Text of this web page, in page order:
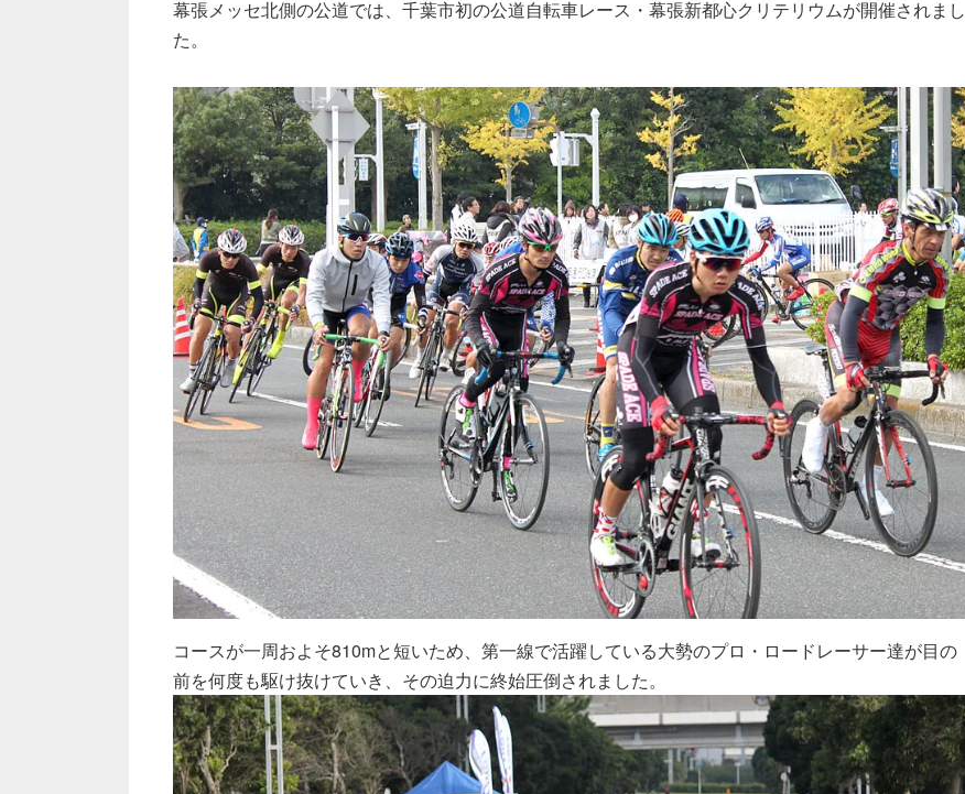
幕張メッセ北側の公道では、千葉市初の公道自転車レース・幕張新都心クリテリウムが開催されまし
た。
コースが一周およそ810mと短いため、第一線で活躍している大勢のプロ・ロードレーサー達が目の
前を何度も駆け抜けていき、その迫力に終始圧倒されました。